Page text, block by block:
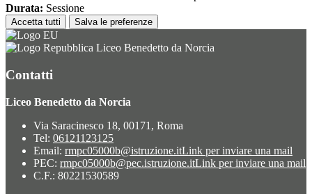
Durata: Sessione
Accetta tutti Salva le preferenze
Liceo Benedetto da Norcia
Contatti
Liceo Benedetto da Norcia
Via Saracinesco 18, 00171, Roma
Tel: 06121123125
Email: rmpc05000b@istruzione.itLink per inviare una mail
PEC: rmpc05000b@pec.istruzione.itLink per inviare una mail
C.F.: 80221530589